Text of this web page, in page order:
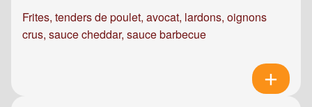
Frites, tenders de poulet, avocat, lardons, oignons
crus, sauce cheddar, sauce barbecue